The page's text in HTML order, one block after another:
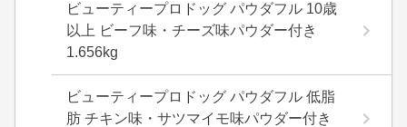
ビューティープロドッグ パウダフル 10歳
以上 ビーフ味・チーズ味パウダー付き
1.656kg
ビューティープロドッグ パウダフル 低脂
肪 チキン味・サツマイモ味パウダー付き